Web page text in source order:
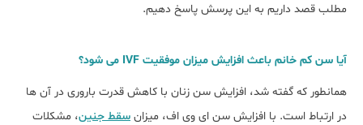
مطلب قصد داریم به این پرسش پاسخ دهیم.
آیا سن کم خانم باعث افزایش میزان موفقیت IVF می شود؟
همانطور که گفته شد، افزایش سن زنان با کاهش قدرت باروری در آن ها
در ارتباط است. با افزایش سن ای وی اف، میزان سقط جنین، مشکلات